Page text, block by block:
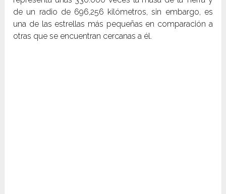
de un radio de 696,256 kilómetros, sin embargo, es
una de las estrellas más pequeñas en comparación a
otras que se encuentran cercanas a él.